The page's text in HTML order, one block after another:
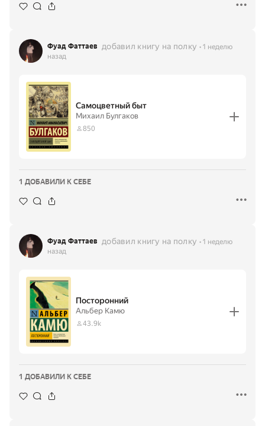
Фуад Фаттаев добавил книгу на полку
1 неделю
назад
Самоцветный быт
Михаил Булгаков
850
1 ДОБАВИЛИ К СЕБЕ
Фуад Фаттаев добавил книгу на полку
1 неделю
назад
Посторонний
Альбер Камю
43.9k
1 ДОБАВИЛИ К СЕБЕ